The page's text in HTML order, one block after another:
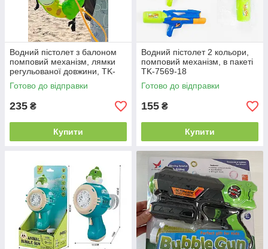
Водний пістолет з балоном
помповий механізм, лямки
регульованої довжини, TK-
52021
Готово до відправки
235 ₴
Купити
Водний пістолет 2 кольори,
помповий механізм, в пакеті
TK-7569-18
Готово до відправки
155 ₴
Купити